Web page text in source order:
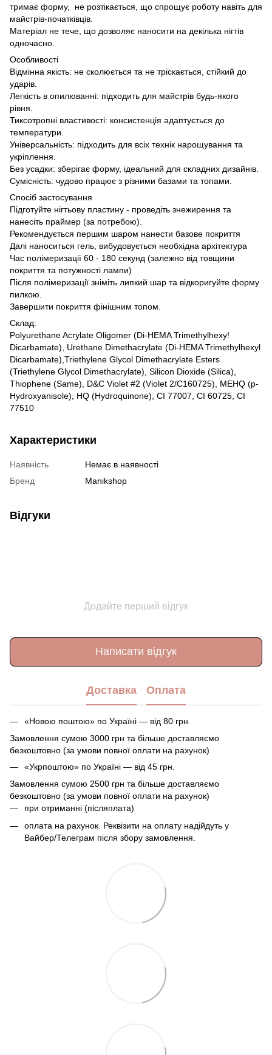
тримає форму, не розтікається, що спрощує роботу навіть для
майстрів-початківців.
Матеріал не тече, що дозволяє наносити на декілька нігтів
одночасно.
Особливості
Відмінна якість: не сколюється та не тріскається, стійкий до
ударів.
Легкість в опилюванні: підходить для майстрів будь-якого
рівня.
Тиксотропні властивості: консистенція адаптується до
температури.
Універсальність: підходить для всіх технік нарощування та
укріплення.
Без усадки: зберігає форму, ідеальний для складних дизайнів.
Сумісність: чудово працює з різними базами та топами.
Спосіб застосування
Підготуйте нігтьову пластину - проведіть знежирення та
нанесіть праймер (за потребою).
Рекомендується першим шаром нанести базове покриття
Далі наноситься гель, вибудовується необхідна архітектура
Час полімеризації 60 - 180 секунд (залежно від товщини
покриття та потужності лампи)
Після полімеризації зніміть липкий шар та відкоригуйте форму
пилкою.
Завершити покриття фінішним топом.
Склад:
Polyurethane Acrylate Oligomer (Di-HEMA Trimethylhexy!
Dicarbamate), Urethane Dimethacrylate (Di-HEMA Trimethylhexyl
Dicarbamate),Triethylene Glycol Dimethacrylate Esters
(Triethylene Glycol Dimethacrylate), Silicon Dioxide (Silica),
Thiophene (Same), D&C Violet #2 (Violet 2/C160725), MEHQ (p-
Hydroxyanisole), HQ (Hydroquinone), CI 77007, CI 60725, CI
77510
Характеристики
Наявність
Немає в наявності
Бренд
Manikshop
Відгуки
Додайте перший відгук
Написати відгук
Доставка Оплата
«Новою поштою» по Україні — від 80 грн.
Замовлення сумою 3000 грн та більше доставляємо
безкоштовно (за умови повної оплати на рахунок)
«Укрпоштою» по Україні — від 45 грн.
Замовлення сумою 2500 грн та більше доставляємо
безкоштовно (за умови повної оплати на рахунок)
при отриманні (післяплата)
оплата на рахунок. Реквізити на оплату надійдуть у
Вайбер/Телеграм після збору замовлення.